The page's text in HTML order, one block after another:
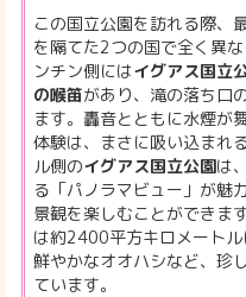
この国立公園を訪れる際、
を隔てた2つの国で全く異
ンチン側にはイグアス国立
の喉笛があり、滝の落ち口
ます。轟音とともに水煙が
体験は、まさに吸い込まれ
ル側のイグアス国立公園は
る「パノラマビュー」が魅
景観を楽しむことができま
は約2400平方キロメート
鮮やかなオオハシなど、珍
ています。